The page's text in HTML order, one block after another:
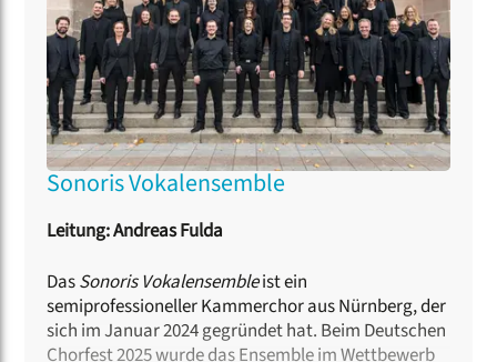
DuoUnsinnunter anderem am Staatstheater
Meiningen aktiv.
Sonoris Vokalensemble
Leitung: Andreas Fulda
DasSonoris Vokalensembleist ein
semiprofessioneller Kammerchor aus Nürnberg, der
sich im Januar 2024 gegründet hat. Beim Deutschen
Chorfest 2025 wurde das Ensemble im Wettbewerb